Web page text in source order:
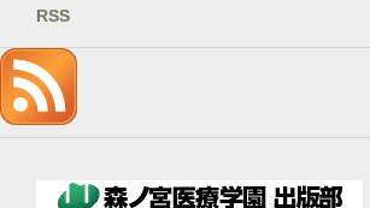
を
記
入
→
RSS